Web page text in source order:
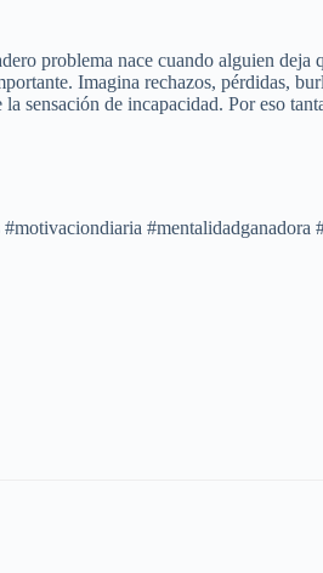
problema nace cuando alguien
Imagina rechazos, pérdidas,
de incapacidad. Por eso
#mentalidadganadora